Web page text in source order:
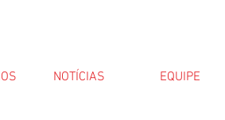
NOTÍCIAS EQUIPE